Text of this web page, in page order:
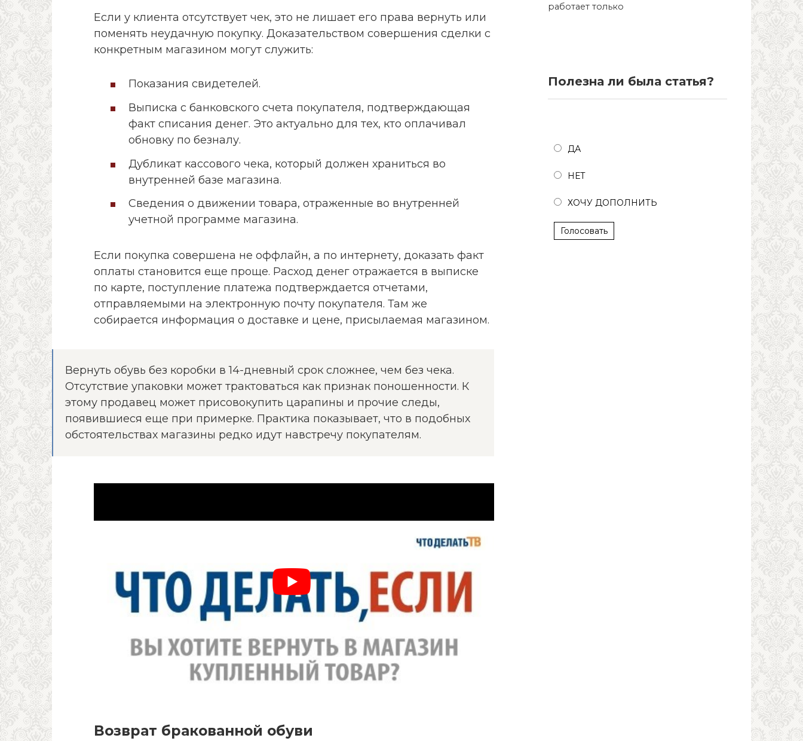
Если у клиента отсутствует чек, это не лишает его права вернуть или
поменять неудачную покупку. Доказательством совершения сделки с
конкретным магазином могут служить:
Показания свидетелей.
Выписка с банковского счета покупателя, подтверждающая
факт списания денег. Это актуально для тех, кто оплачивал
обновку по безналу.
Дубликат кассового чека, который должен храниться во
внутренней базе магазина.
Сведения о движении товара, отраженные во внутренней
учетной программе магазина.
Если покупка совершена не оффлайн, а по интернету, доказать факт
оплаты становится еще проще. Расход денег отражается в выписке
по карте, поступление платежа подтверждается отчетами,
отправляемыми на электронную почту покупателя. Там же
собирается информация о доставке и цене, присылаемая магазином.
Вернуть обувь без коробки в 14-дневный срок сложнее, чем без чека.
Отсутствие упаковки может трактоваться как признак поношенности. К
этому продавец может присовокупить царапины и прочие следы,
появившиеся еще при примерке. Практика показывает, что в подобных
обстоятельствах магазины редко идут навстречу покупателям.
Возврат бракованной обуви
работает только
Полезна ли была статья?
ДА
НЕТ
ХОЧУ ДОПОЛНИТЬ
Голосовать